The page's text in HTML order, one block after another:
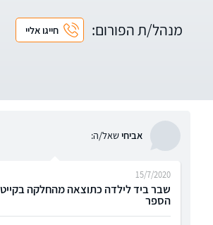
מנהל/ת הפורום: חייגו אליי
אביחישאל/ה:
שבר ביד לילדה כתוצאה מהחלקה
הספר
15/7/2020